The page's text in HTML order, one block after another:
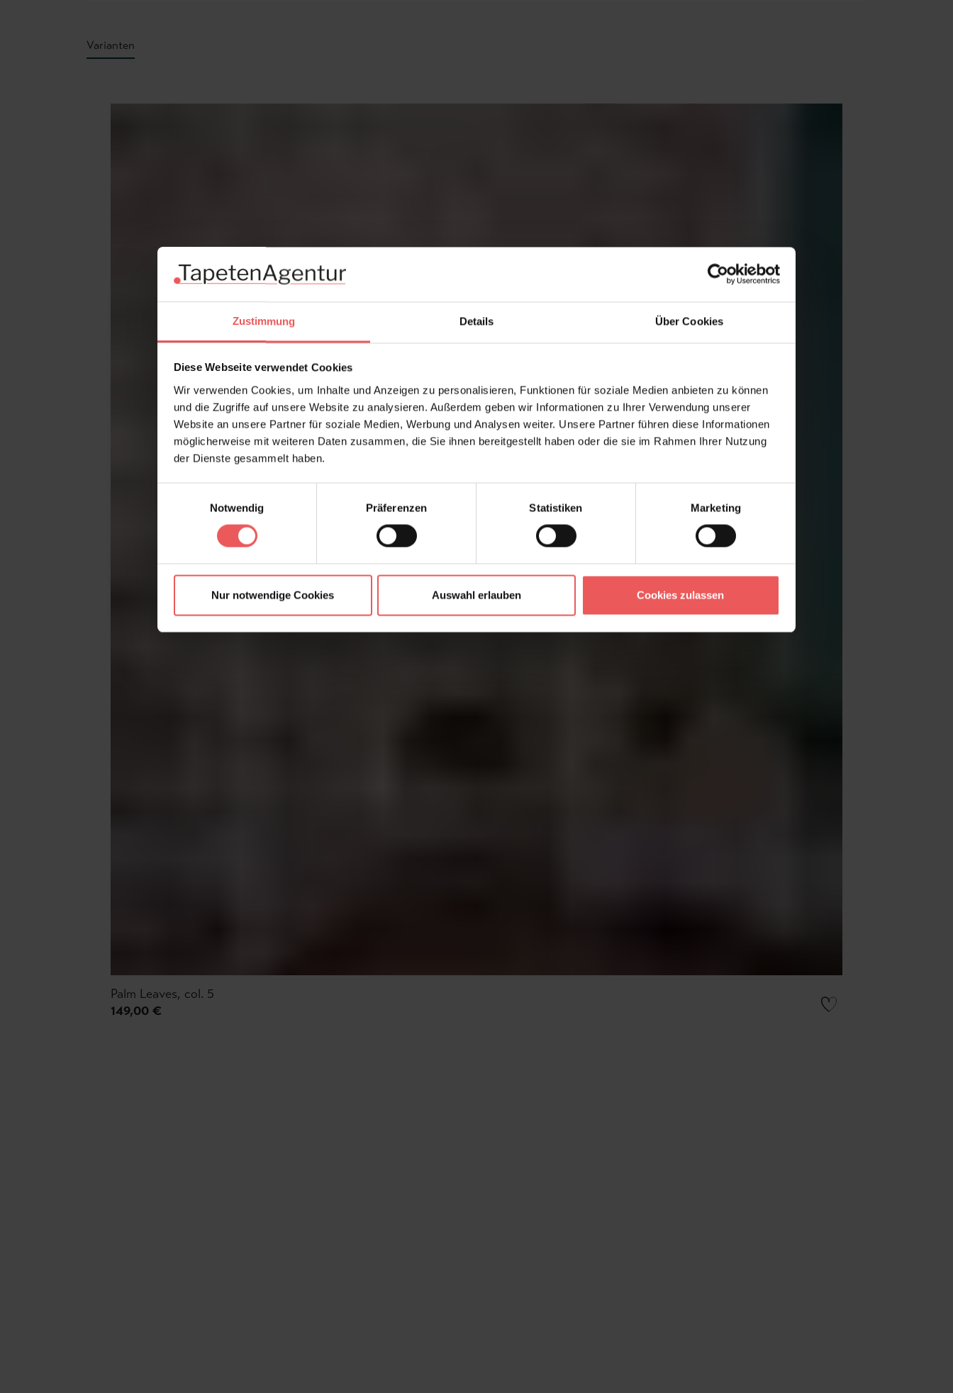
Zustimmung Details Über Cookies
Diese Webseite verwendet Cookies
Wir verwenden Cookies, um Inhalte und Anzeigen zu personalisieren, Funktionen für soziale Medien anbieten zu können
und die Zugriffe auf unsere Website zu analysieren. Außerdem geben wir Informationen zu Ihrer Verwendung unserer
Website an unsere Partner für soziale Medien, Werbung und Analysen weiter. Unsere Partner führen diese Informationen
möglicherweise mit weiteren Daten zusammen, die Sie ihnen bereitgestellt haben oder die sie im Rahmen Ihrer Nutzung
der Dienste gesammelt haben.
Notwendig
Präferenzen Statistiken Marketing
Nur notwendige Cookies Auswahl erlauben Cookies zulassen
Varianten
Palm Leaves, col. 5
149,00 €